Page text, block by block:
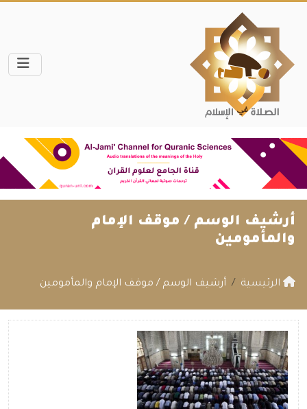
أرشيف الوسم / موقف الإمام
والمأمومين
الرئيسية أرشيف الوسم / موقف الإمام والمأمومين